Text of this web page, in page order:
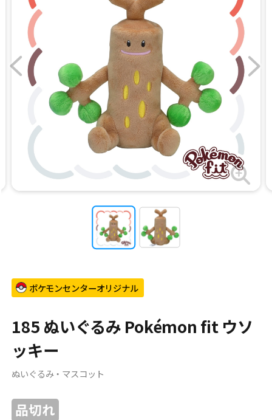
ポケモンセンターオリジナル
185 ぬいぐるみ Pokémon fit ウソ
ッキー
ぬいぐるみ・マスコット
品切れ